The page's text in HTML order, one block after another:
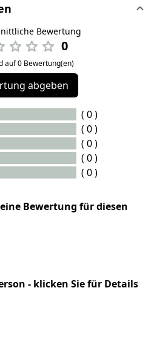
Bewertung
0
auf 0 Bewertung(en)
abgeben
( 0 )
( 0 )
( 0 )
( 0 )
( 0 )
Bewertung für diesen
- klicken Sie für Details